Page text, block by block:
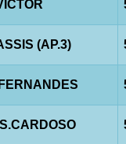
(AP.3)